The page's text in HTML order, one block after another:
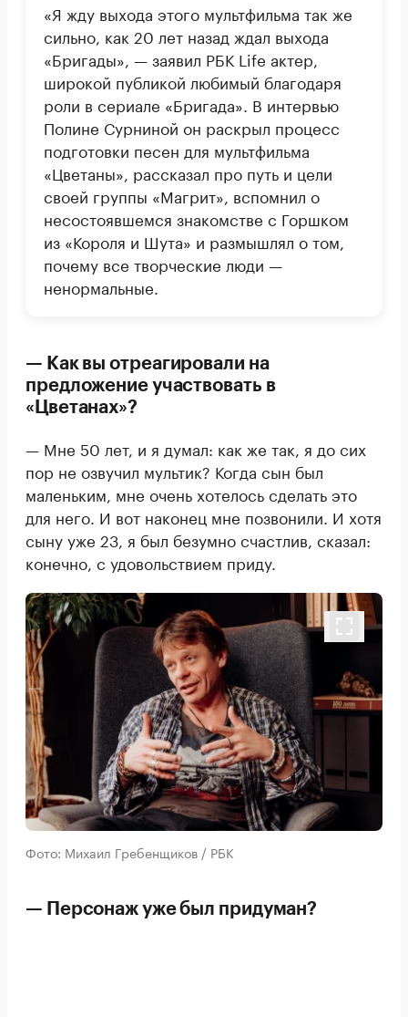
«Я жду выхода этого мультфильма так же
сильно, как 20 лет назад ждал выхода
«Бригады», — заявил РБК Life актер,
широкой публикой любимый благодаря
роли в сериале «Бригада». В интервью
Полине Сурниной он раскрыл процесс
подготовки песен для мультфильма
«Цветаны», рассказал про путь и цели
своей группы «Магрит», вспомнил о
несостоявшемся знакомстве с Горшком
из «Короля и Шута» и размышлял о том,
почему все творческие люди —
ненормальные.
— Как вы отреагировали на
предложение участвовать в
«Цветанах»?
— Мне 50 лет, и я думал: как же так, я до сих
пор не озвучил мультик? Когда сын был
маленьким, мне очень хотелось сделать это
для него. И вот наконец мне позвонили. И хотя
сыну уже 23, я был безумно счастлив, сказал:
конечно, с удовольствием приду.
Фото: Михаил Гребенщиков / РБК
— Персонаж уже был придуман?